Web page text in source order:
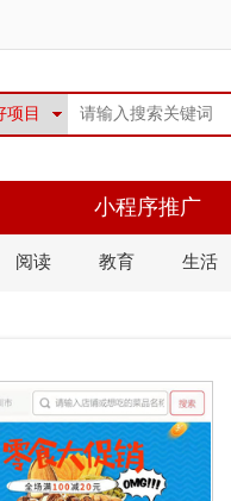
小程序推广
阅读 教育 生活